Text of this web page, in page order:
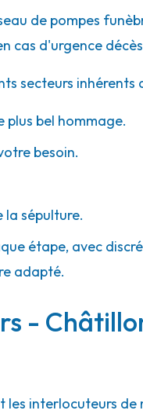
de pompes
cas d'urgence
secteurs inhérents
plus bel hommage.
besoin.
sépulture.
étape, avec
adapté.
-
interlocuteurs de